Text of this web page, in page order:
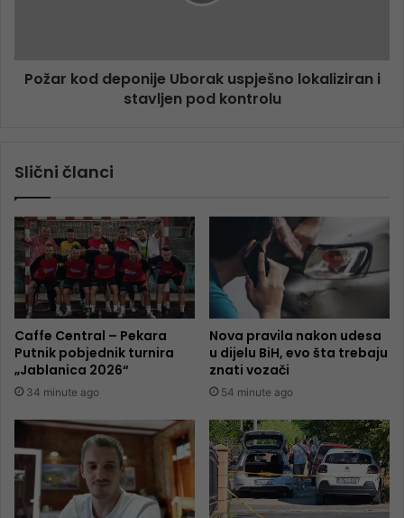
Požar kod deponije Uborak uspješno lokaliziran i
stavljen pod kontrolu
Slični članci
Caffe Central – Pekara
Putnik pobjednik turnira
„Jablanica 2026“
34 minute ago
Nova pravila nakon udesa
u dijelu BiH, evo šta trebaju
znati vozači
54 minute ago